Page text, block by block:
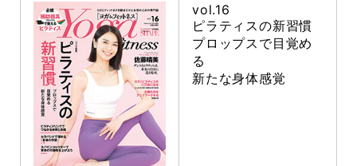
vol.16
ピラティスの新習慣
プロップスで目覚め
る
新たな身体感覚